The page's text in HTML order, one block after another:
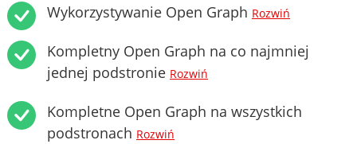
Wykorzystywanie Open Graph Rozwiń
Kompletny Open Graph na co najmniej
jednej podstronie Rozwiń
Kompletne Open Graph na wszystkich
podstronach Rozwiń